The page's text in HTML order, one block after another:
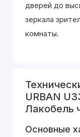
дверей до
зеркала
комнаты.
URBAN
Лакобель
Основные